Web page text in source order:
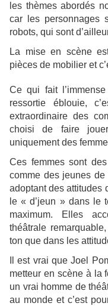
les thèmes abordés
car les personnages
robots, qui sont
La mise en scène
pièces de mobilier et
Ce qui fait
ressortie éblouie,
extraordinaire des
choisi de faire
uniquement des
Ces femmes sont
comme des jeunes de
adoptant des attitudes
le « d’jeun » dans le
maximum. Elles
théâtrale
ton que dans les
Il est vrai que Joel
metteur en scène à la
un vrai homme de
au monde et c’est